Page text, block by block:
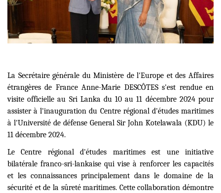
La Secrétaire générale du Ministère de l'Europe et des Affaires
étrangères de France Anne-Marie DESCÔTES s'est rendue en
visite officielle au Sri Lanka du 10 au 11 décembre 2024 pour
assister à l'inauguration du Centre régional d'études maritimes
à l'Université de défense General Sir John Kotelawala (KDU) le
11 décembre 2024.
Le Centre régional d'études maritimes est une initiative
bilatérale franco-sri-lankaise qui vise à renforcer les capacités
et les connaissances principalement dans le domaine de la
sécurité et de la sûreté maritimes. Cette collaboration démontre